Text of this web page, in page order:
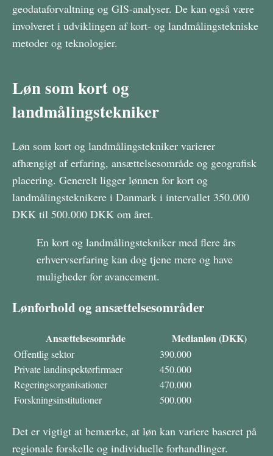
geodataforvaltning og GIS-analyser. De kan også være
involveret i udviklingen af kort- og landmålingstekniske
metoder og teknologier.
Løn som kort og
landmålingstekniker
Løn som kort og landmålingstekniker varierer
afhængigt af erfaring, ansættelsesområde og geografisk
placering. Generelt ligger lønnen for kort og
landmålingsteknikere i Danmark i intervallet 350.000
DKK til 500.000 DKK om året.
En kort og landmålingstekniker med flere års
erhvervserfaring kan dog tjene mere og have
muligheder for avancement.
Lønforhold og ansættelsesområder
Ansættelsesområde Medianløn (DKK)
Offentlig sektor
390.000
Private landinspektørfirmaer
450.000
Regeringsorganisationer
470.000
Forskningsinstitutioner
500.000
Det er vigtigt at bemærke, at løn kan variere baseret på
regionale forskelle og individuelle forhandlinger.